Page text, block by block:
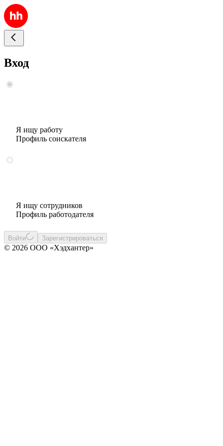
Вход
Я ищу работу
Профиль соискателя
Я ищу сотрудников
Профиль работодателя
Войти Зарегистрироваться
© 2026 ООО «Хэдхантер»